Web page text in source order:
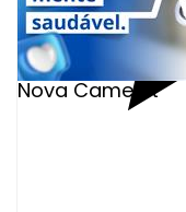
Nova Camelot